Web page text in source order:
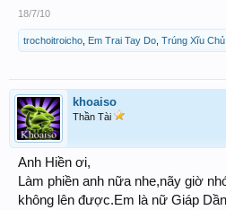
18/7/10
trochoitroicho Em Trai Tay Do Trúng Xĩu Chủ
khoaiso
Thần Tài
Anh Hiền ơi,
Làm phiền anh nữa nhe,nãy giờ
không lên được.Em là nữ Giáp